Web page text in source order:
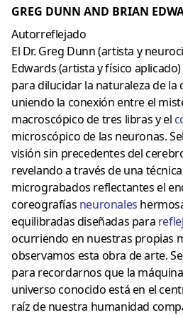
GREG DUNN AND BRIAN
Autorreflejado
El Dr. Greg Dunn (artista y
Edwards (artista y físico
para dilucidar la naturaleza de la
uniendo la conexión entre el
macroscópico de tres libras y el
microscópico de las neuronas.
visión sin precedentes del
revelando a través de una
micrograbados reflectantes el
coreografías neuronales
equilibradas diseñadas para
ocurriendo en nuestras propias
observamos esta obra de arte.
para recordarnos que la
universo conocido está en el
raíz de nuestra humanidad